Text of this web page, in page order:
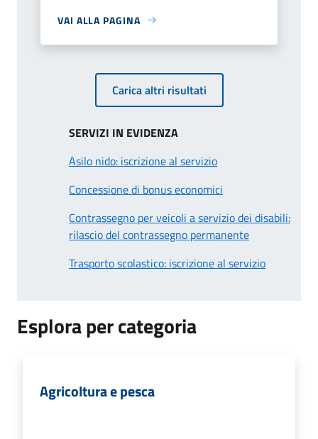
VAI ALLA PAGINA
Carica altri risultati
SERVIZI IN EVIDENZA
Asilo nido: iscrizione al servizio
Concessione di bonus economici
Contrassegno per veicoli a servizio dei disabili:
rilascio del contrassegno permanente
Trasporto scolastico: iscrizione al servizio
Esplora per categoria
Agricoltura e pesca